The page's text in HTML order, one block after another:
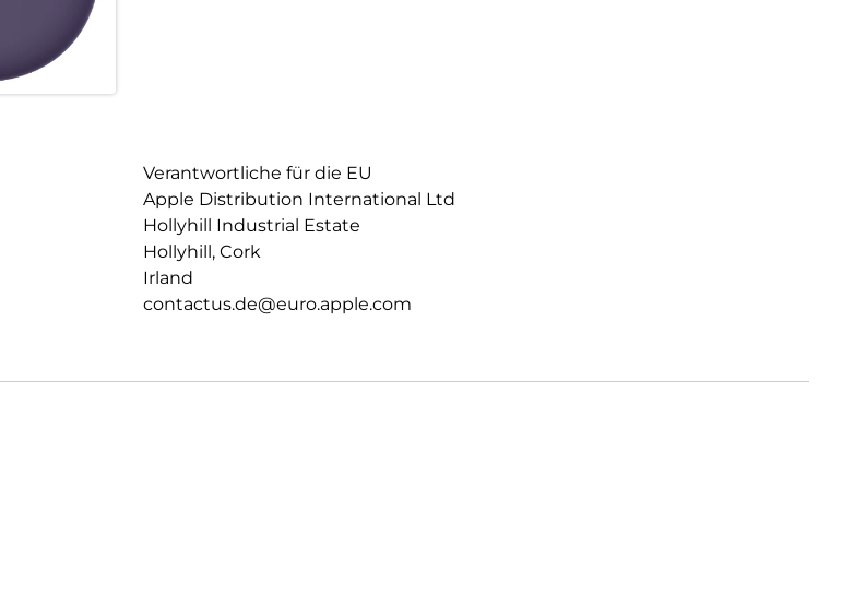
Verantwortliche für die EU
Apple Distribution International Ltd
Hollyhill Industrial Estate
Hollyhill, Cork
Irland
contactus.de@euro.apple.com